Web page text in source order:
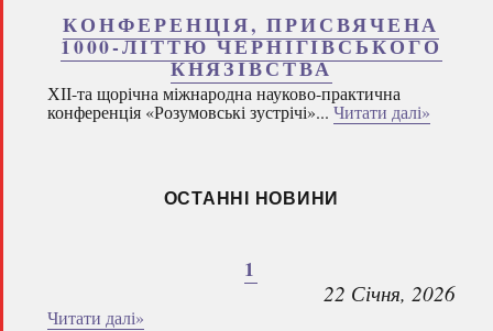
КОНФЕРЕНЦІЯ, ПРИСВЯЧЕНА
1000-ЛІТТЮ ЧЕРНІГІВСЬКОГО
КНЯЗІВСТВА
ХІІ-та щорічна міжнародна науково-практична
конференція «Розумовські зустрічі»... Читати далі»
ОСТАННІ НОВИНИ
1
22 Січня, 2026
Читати далі»